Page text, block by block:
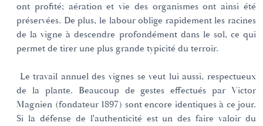
ont profité; aération et vie des organismes ont ainsi été
préservées. De plus, le labour oblige rapidement les racines
de la vigne à descendre profondément dans le sol, ce qui
permet de tirer une plus grande typicité du terroir.
Le travail annuel des vignes se veut lui aussi, respectueux
de la plante. Beaucoup de gestes effectués par Victor
Magnien (fondateur 1897) sont encore identiques à ce jour.
Si la défense de l'authenticité est un des faire valoir du